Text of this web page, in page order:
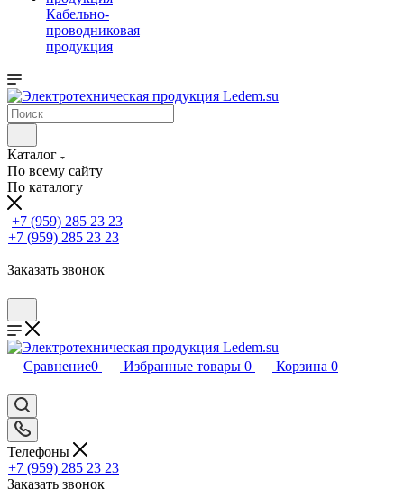
Кабельно-
проводниковая
продукция
Каталог
По всему сайту
По каталогу
+7 (959) 285 23 23
+7 (959) 285 23 23
Заказать звонок
Сравнение0 Избранные товары 0 Корзина 0
Телефоны
+7 (959) 285 23 23
Заказать звонок